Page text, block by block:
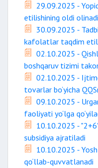
29.09.2025 -
etilishining oldi olinadi
30.09.2025 -
kafolatlar taqdim
02.10.2025 -
boshqaruv tizimi
02.10.2025 -
tovarlar bo‘yicha
09.10.2025 -
faoliyati yo‘lga
10.10.2025 -
subsidiya ajratiladi
10.10.2025 -
qo‘llab-quvvatlanadi